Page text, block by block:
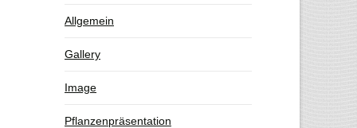
Allgemein
Gallery
Image
Pflanzenpräsentation